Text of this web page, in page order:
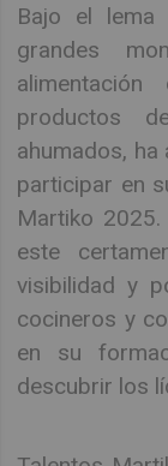
Bajo el lema
grandes
productos
ahumados,
participar en
Martiko
este
visibilidad y
cocineros y
en su
descubrir los